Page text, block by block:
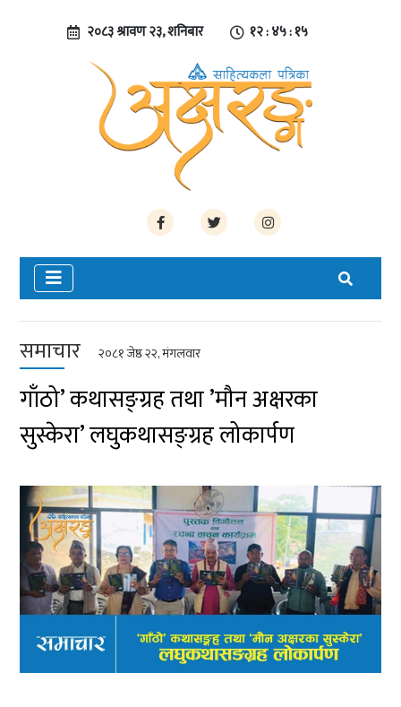
२०८३ श्रावण २३, शनिबार १२ : ४५ : १५
समाचार २०८१ जेष्ठ २२, मंगलवार
गाँठो’ कथासङ्ग्रह तथा ’मौन अक्षरका
सुस्केरा’ लघुकथासङ्ग्रह लोकार्पण